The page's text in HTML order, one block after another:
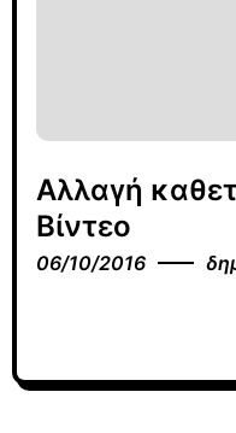
Αλλαγή
Βίντεο
06/10/2016